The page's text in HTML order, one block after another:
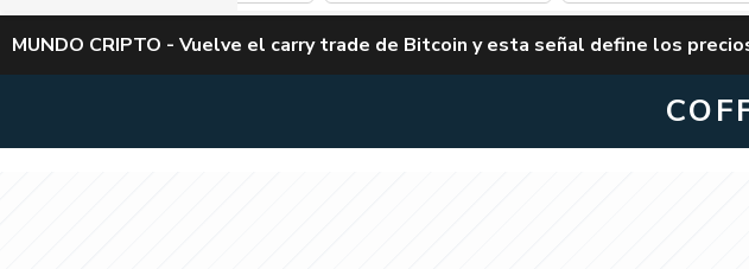
MUNDO CRIPTO - Vuelve el carry trade de Bitcoin y esta señal define los